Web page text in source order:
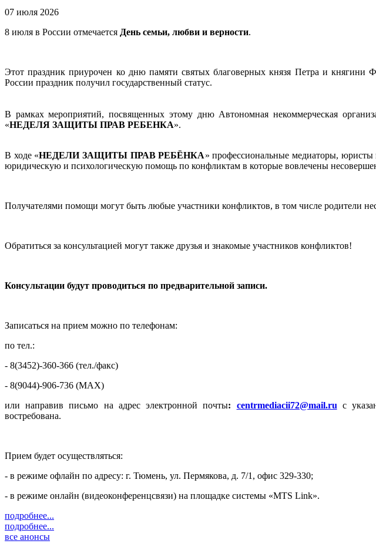
07 июля 2026
8 июля в России отмечается День семьи, любви и верности.
Этот праздник приурочен ко дню памяти святых благоверных князя Петра и
России праздник получил государственный статус.
В рамках мероприятий, посвященных этому дню Автономная некоммерческая
«НЕДЕЛЯ ЗАЩИТЫ ПРАВ РЕБЕНКА».
В ходе «НЕДЕЛИ ЗАЩИТЫ ПРАВ РЕБЁНКА» профессиональные медиаторы,
юридическую и психологическую помощь по конфликтам в которые вовлечены
Получателями помощи могут быть любые участники конфликтов, в том числе родители
Обратиться за консультацией могут также друзья и знакомые участников конфликтов!
Консультации будут проводиться по предварительной записи.
Записаться на прием можно по телефонам:
по тел.:
- 8(3452)-360-366 (тел./факс)
- 8(9044)-906-736 (MAX)
или направив письмо на адрес электронной почты: centrmediacii72@mail.ru с
востребована.
Прием будет осуществляться:
- в режиме офлайн по адресу: г. Тюмень, ул. Пермякова, д. 7/1, офис 329-330;
- в режиме онлайн (видеоконференцсвязи) на площадке системы «MTS Link».
подробнее...
подробнее...
все анонсы